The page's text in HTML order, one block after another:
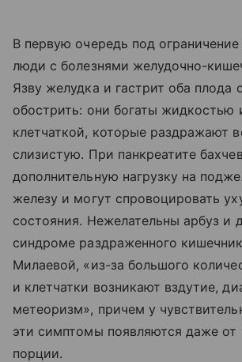
В первую очередь под
люди с болезнями желудочно-
Язву желудка и гастрит оба плода
обострить: они богаты жидкостью
клетчаткой, которые раздражают
слизистую. При панкреатите
дополнительную нагрузку на
железу и могут спровоцировать
состояния. Нежелательны арбуз и
синдроме раздраженного
Милаевой, «из-за большого
и клетчатки возникают вздутие,
метеоризм», причем у
эти симптомы появляются даже от
порции.